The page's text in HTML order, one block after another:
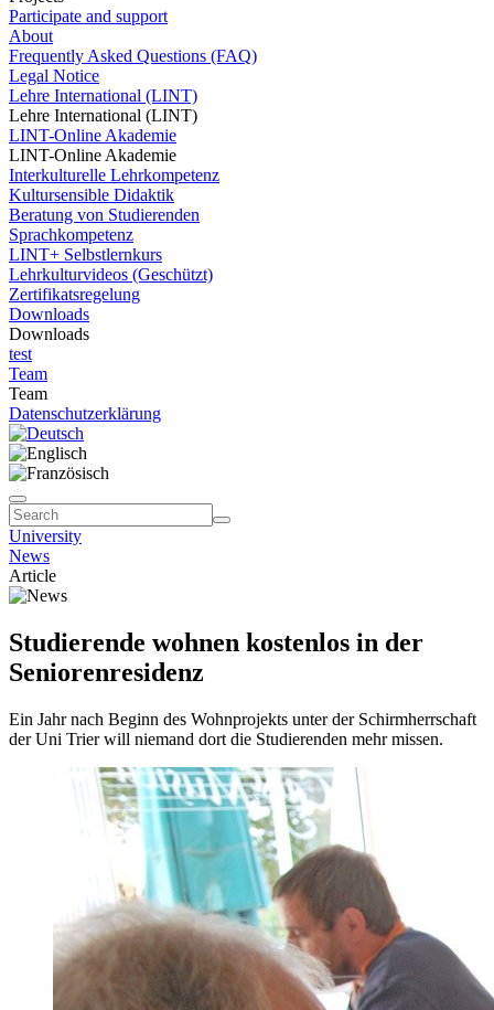
Participate and support
About
Frequently Asked Questions (FAQ)
Legal Notice
Lehre International (LINT)
Lehre International (LINT)
LINT-Online Akademie
LINT-Online Akademie
Interkulturelle Lehrkompetenz
Kultursensible Didaktik
Beratung von Studierenden
Sprachkompetenz
LINT+ Selbstlernkurs
Lehrkulturvideos (Geschützt)
Zertifikatsregelung
Downloads
Downloads
test
Team
Team
Datenschutzerklärung
University
News
Article
Studierende wohnen kostenlos in der
Seniorenresidenz
Ein Jahr nach Beginn des Wohnprojekts unter der Schirmherrschaft
der Uni Trier will niemand dort die Studierenden mehr missen.